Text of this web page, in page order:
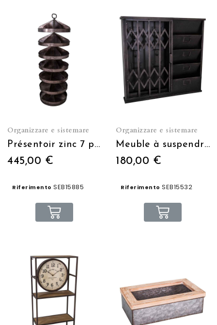
Organizzare e sistemare
Présentoir zinc 7 plateaux compartimentés
445,00 €
Riferimento SEB15885
Organizzare e sistemare
Meuble à suspendre Range clé/courrier porte accordéon
180,00 €
Riferimento SEB15532